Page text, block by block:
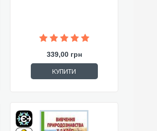
339,00 грн
КУПИТИ